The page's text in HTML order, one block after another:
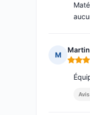
M
Note :